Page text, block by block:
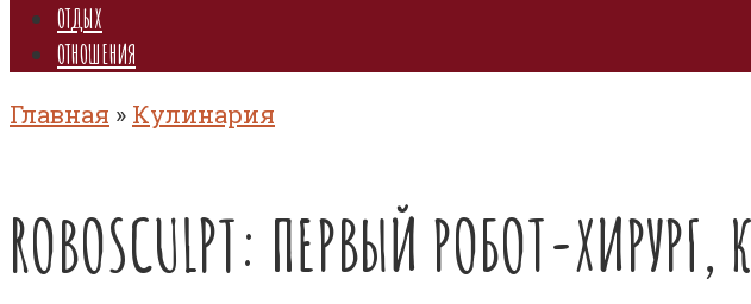
ОТДЫХ
ОТНОШЕНИЯ
Главная » Кулинария
ROBOSCULPT: ПЕРВЫЙ РОБОТ-